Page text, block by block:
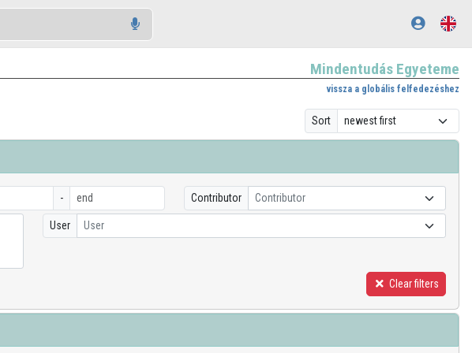
Mindentudás Egyeteme
vissza a globális felfedezéshez
Sort
- Contributor Contributor
User User
Clear filters